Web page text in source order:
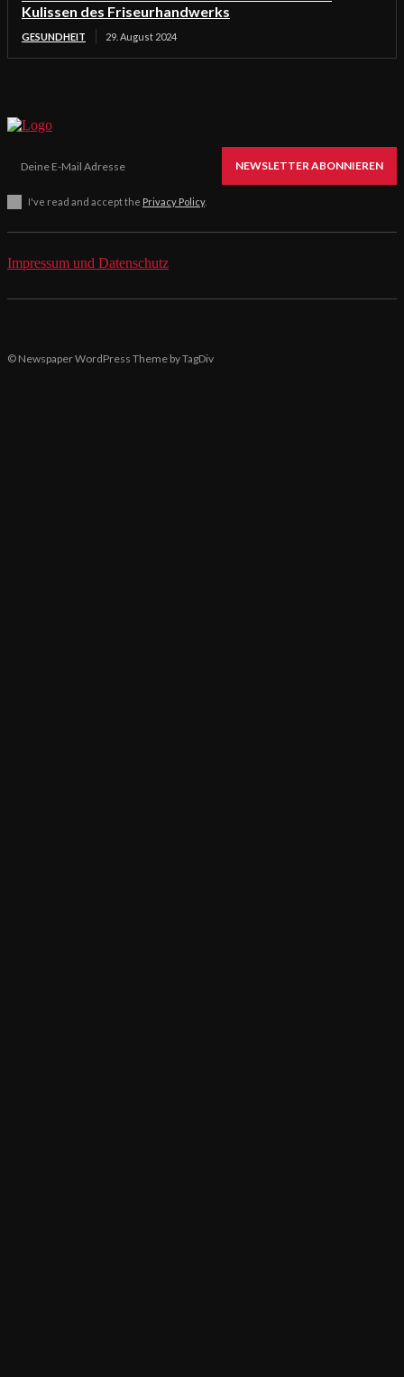
Kulissen des Friseurhandwerks
GESUNDHEIT 29. August 2024
NEWSLETTER ABONNIEREN
I've read and accept the Privacy Policy.
Impressum und Datenschutz
© Newspaper WordPress Theme by TagDiv